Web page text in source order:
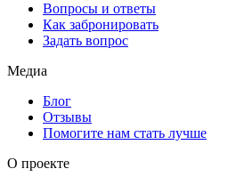
Вопросы и ответы
Как забронировать
Задать вопрос
Медиа
Блог
Отзывы
Помогите нам стать лучше
О проекте